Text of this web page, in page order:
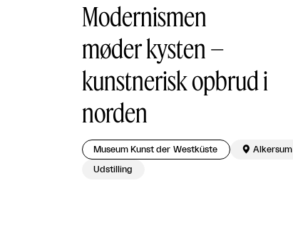
Modernismen
møder kysten –
kunstnerisk opbrud i
norden
Museum Kunst der Westküste  Alkersum
Udstilling